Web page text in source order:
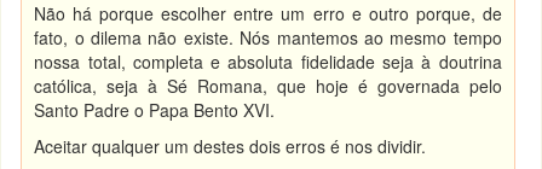
Não há porque escolher entre um erro e outro porque, de
fato, o dilema não existe. Nós mantemos ao mesmo tempo
nossa total, completa e absoluta fidelidade seja à doutrina
católica, seja à Sé Romana, que hoje é governada pelo
Santo Padre o Papa Bento XVI.
Aceitar qualquer um destes dois erros é nos dividir.